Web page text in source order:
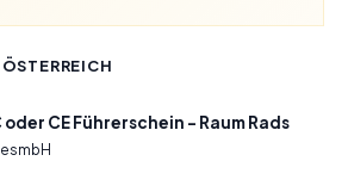
CE Führerschein – Raum Rads